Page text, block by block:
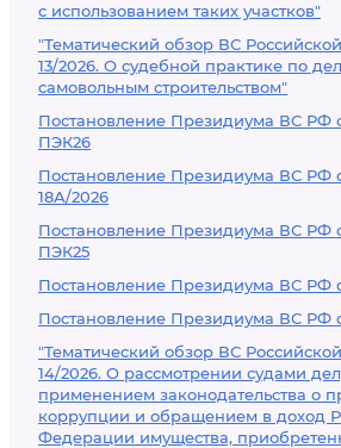
с использованием таких участков"
"Тематический обзор ВС
13/2026. О судебной практике по
самовольным строительством"
Постановление Президиума ВС РФ
ПЭК26
Постановление Президиума ВС РФ
18А/2026
Постановление Президиума ВС РФ
ПЭК25
Постановление Президиума ВС РФ
Постановление Президиума ВС РФ
"Тематический обзор ВС
14/2026. О рассмотрении судами
применением законодательства о
коррупции и обращением в доход
Федерации имущества,